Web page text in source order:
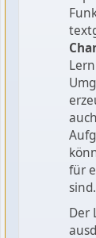
für
sind.
Der